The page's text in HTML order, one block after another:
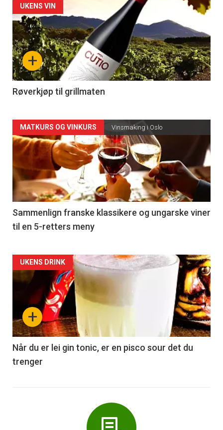
Forsiden
akkurat
nå
-
4
+
UKENS VIN
Røverkjøp til grillmaten
Forsiden
akkurat
nå
-
5
MATKURS OG VINKURS Vinsmaking i Oslo
Sammenlign franske klassikere og ungarske viner
til en 5-retters meny
Forsiden
akkurat
nå
-
6
+
UKENS DRINK
Når du er lei gin tonic, er en pisco sour det du
trenger